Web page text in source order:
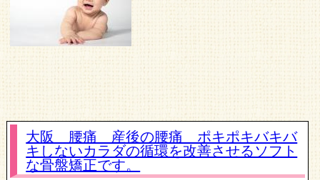
大阪 腰痛 産後の腰痛 ポキポキバキバ
キしないカラダの循環を改善させるソフト
な骨盤矯正です。